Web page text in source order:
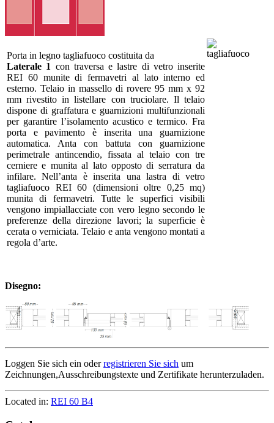
Porta in legno tagliafuoco costituita da
Laterale 1 con traversa e lastre di vetro inserite
REI 60 munite di fermavetri al lato interno ed
esterno. Telaio in massello di rovere 95 mm x 92
mm rivestito in listellare con truciolare. Il telaio
dispone di graffatura e guarnizioni multifunzionali
per garantire l’isolamento acustico e termico. Fra
porta e pavimento è inserita una guarnizione
automatica. Anta con battuta con guarnizione
perimetrale antincendio, fissata al telaio con tre
cerniere e munita al lato opposto di serratura da
infilare. Nell’anta è inserita una lastra di vetro
tagliafuoco REI 60 (dimensioni oltre 0,25 mq)
munita di fermavetri. Tutte le superfici visibili
vengono impiallacciate con vero legno secondo le
preferenze della direzione lavori; la superficie è
cerata o verniciata. Telaio e anta vengono montati a
regola d’arte.
Disegno:
Loggen Sie sich ein oderregistrieren Sie sich um
Zeichnungen,Ausschreibungstexte und Zertifikate herunterzuladen.
Located in: REI 60 B4